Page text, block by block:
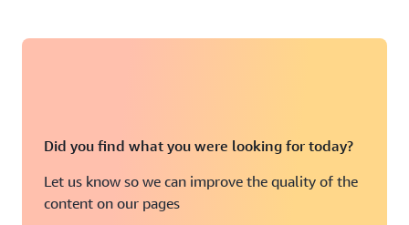
Did you find what you were looking for today?
Let us know so we can improve the quality of the
content on our pages